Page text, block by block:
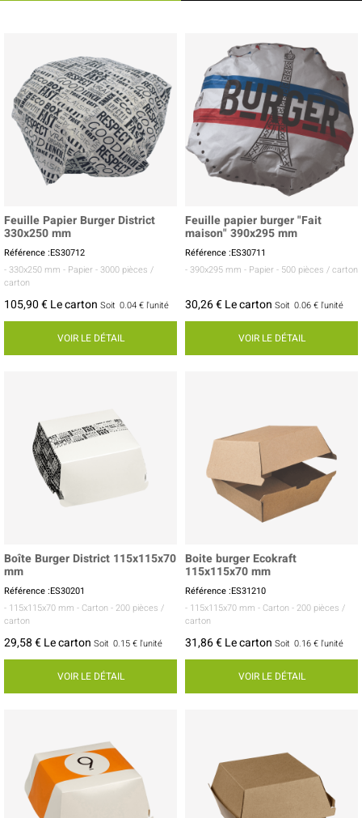
Feuille Papier Burger District
330x250 mm
Référence :ES30712
- 330x250 mm - Papier- 3000 pièces /
carton
105,90 € Le carton Soit 0.04 € l'unité
VOIR LE DÉTAIL
Feuille papier burger "Fait
maison" 390x295 mm
Référence :ES30711
- 390x295 mm - Papier- 500 pièces / carton
30,26 € Le carton Soit 0.06 € l'unité
VOIR LE DÉTAIL
Boîte Burger District 115x115x70
mm
Référence :ES30201
- 115x115x70 mm - Carton - 200 pièces /
carton
29,58 € Le carton Soit 0.15 € l'unité
VOIR LE DÉTAIL
Boite burger Ecokraft
115x115x70 mm
Référence :ES31210
- 115x115x70 mm - Carton - 200 pièces /
carton
31,86 € Le carton Soit 0.16 € l'unité
VOIR LE DÉTAIL